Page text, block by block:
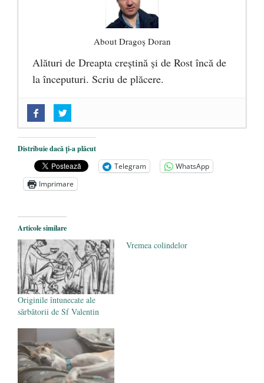
About Dragoș Doran
Alături de Dreapta creștină și de Rost încă de
la începuturi. Scriu de plăcere.
„Acum nu e momentul”
O nouă autostradă distruge pădurea
amazoniană, pentru summitul climatic
COP30 - 14 martie 2025
Alegeri controlate
Distribuie dacă ți-a plăcut
Telegram
WhatsApp
Imprimare
Articole similare
Originile întunecate ale
sărbătorii de Sf Valentin
Vremea colindelor